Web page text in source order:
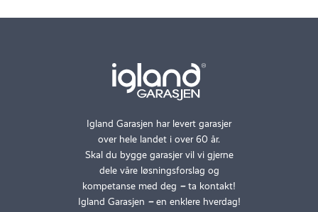
Igland Garasjen har levert garasjer
over hele landet i over 60 år.
Skal du bygge garasjer vil vi gjerne
dele våre løsningsforslag og
kompetanse med deg –ta kontakt!
Igland Garasjen –en enklere hverdag!